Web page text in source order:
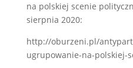
na polskiej scenie
sierpnia 2020:
http://oburzeni.pl/
ugrupowanie-na-polskiej-